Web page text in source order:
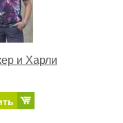
и Харли